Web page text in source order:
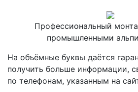
Профессиональный
промышленными
На объёмные буквы даётся
получить больше информации,
по телефонам, указанным на